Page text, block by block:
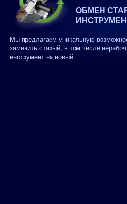
ОБМЕН
Мы предлагаем уникальную
заменить старый, в том числе
инструмент на новый.